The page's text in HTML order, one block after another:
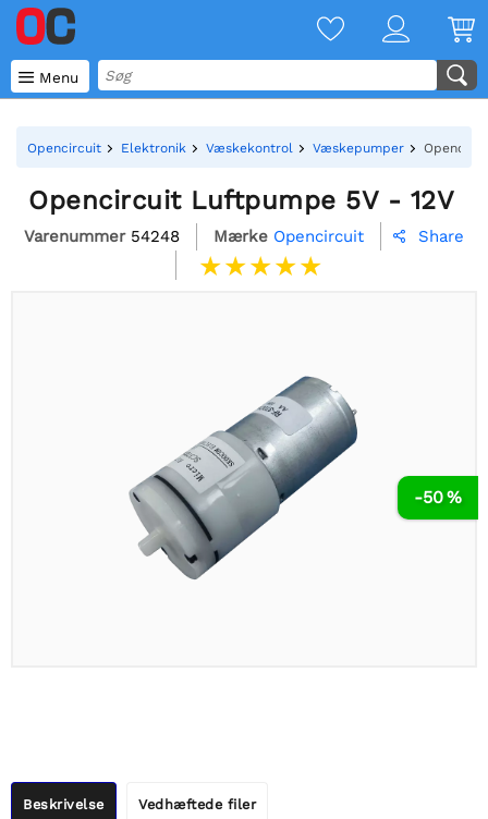
 Menu
Opencircuit Elektronik Væskekontrol Væskepumper
Opencircuit Luftpumpe 5V - 12V
Varenummer 54248 Mærke Opencircuit  Share
-50 %
Beskrivelse Vedhæftede filer